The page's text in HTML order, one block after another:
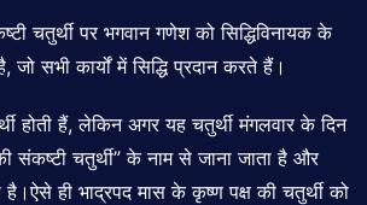
चतुर्थी पर भगवान गणेश को सिद्धिविनायक के
जो सभी कार्यों में सिद्धि प्रदान करते हैं।
होती हैं, लेकिन अगर यह चतुर्थी मंगलवार के दिन
संकष्टी चतुर्थी” के नाम से जाना जाता है और
है।ऐसे ही भाद्रपद मास के कृष्ण पक्ष की चतुर्थी को